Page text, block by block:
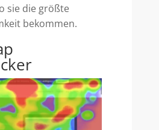
sie die größte
bekommen.